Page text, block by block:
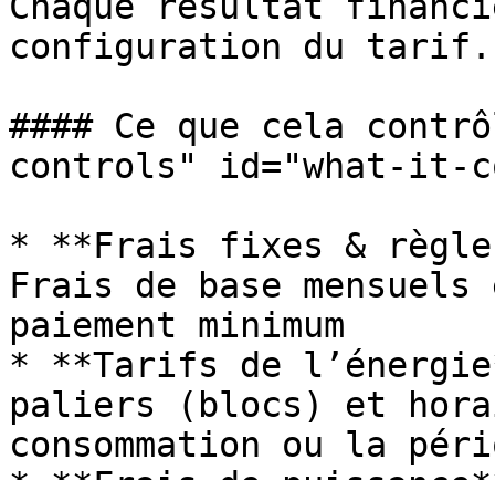
configuration du tarif.
#### Ce que cela
controls" id="what-it-
* **Frais fixes &
Frais de base
paiement minimum
* **Tarifs de
paliers (blocs) et
consommation ou la